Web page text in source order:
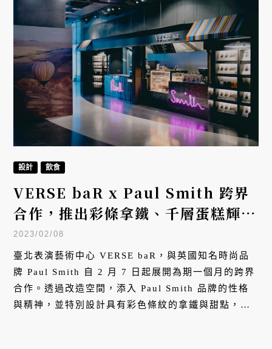
設計 飲食
VERSE baR x Paul Smith 跨界
合作，推出彩條拿鐵、千層蛋糕輝映
城市文化光譜
2023/02/08
臺北表演藝術中心 VERSE baR，與英國知名時尚品
牌 Paul Smith 自 2 月 7 日起展開為期一個月的跨界
合作。透過改造空間，添入 Paul Smith 品牌的性格
與精神，並特別設計具有彩色條紋的拿鐵與甜點，在